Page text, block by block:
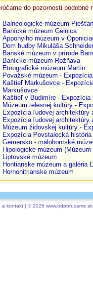
do pozornosti podobné
Balneologické múzeum
Banícke múzeum Gelnica
Apponyiho múzeum v
Dom hudby Mikuláša
Banské múzeum v prírode
Banícke múzeum Rožňava
Etnografické múzeum Martin
Považské múzeum -
Kaštieľ Markušovce -
Markušovce
Kaštieľ v Budimíre - Expozícia
Múzeum telesnej kultúry -
Expozícia ľudovej architektúry
Expozícia ľudovej architektúry
Múzeum židovskej kultúry -
Expozícia Povstalecká
Gemersko - malohontské
Hipologické múzeum
Liptovské múzeum
Hontianske múzeum a galéria
Hornonitrianske múzeum
a kontakt| © 2026